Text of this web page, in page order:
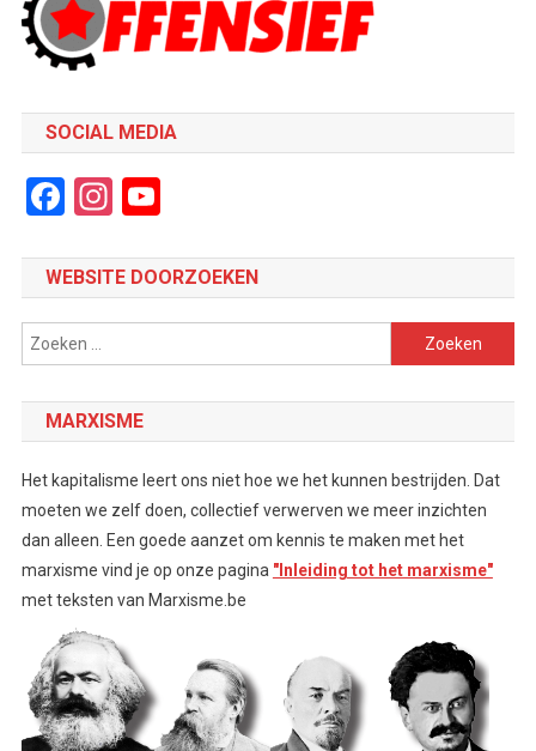
SOCIAL MEDIA
Facebook
Instagram
WEBSITE DOORZOEKEN
Zoeken
naar:
MARXISME
Het kapitalisme leert ons niet hoe we het kunnen bestrijden. Dat
moeten we zelf doen, collectief verwerven we meer inzichten
dan alleen. Een goede aanzet om kennis te maken met het
marxisme vind je op onze pagina "Inleiding tot het marxisme"
met teksten van Marxisme.be